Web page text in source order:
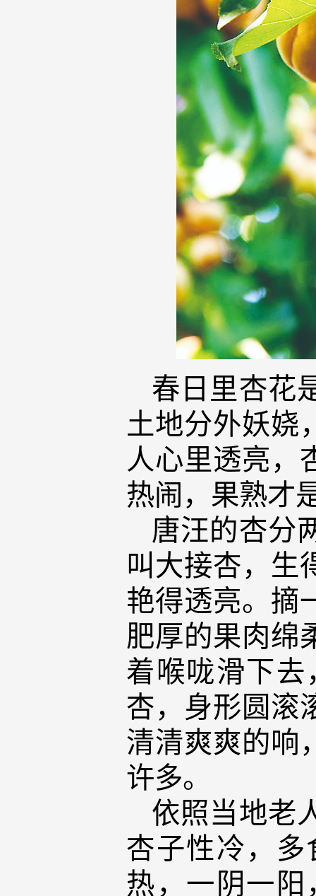
春日里杏花
土地分外妖娆
人心里透亮，
热闹，果熟才
唐汪的杏分
叫大接杏，生
艳得透亮。摘
肥厚的果肉绵
着喉咙滑下
杏，身形圆滚
清清爽爽的响
许多。
依照当地老
杏子性冷，
热，一阴一